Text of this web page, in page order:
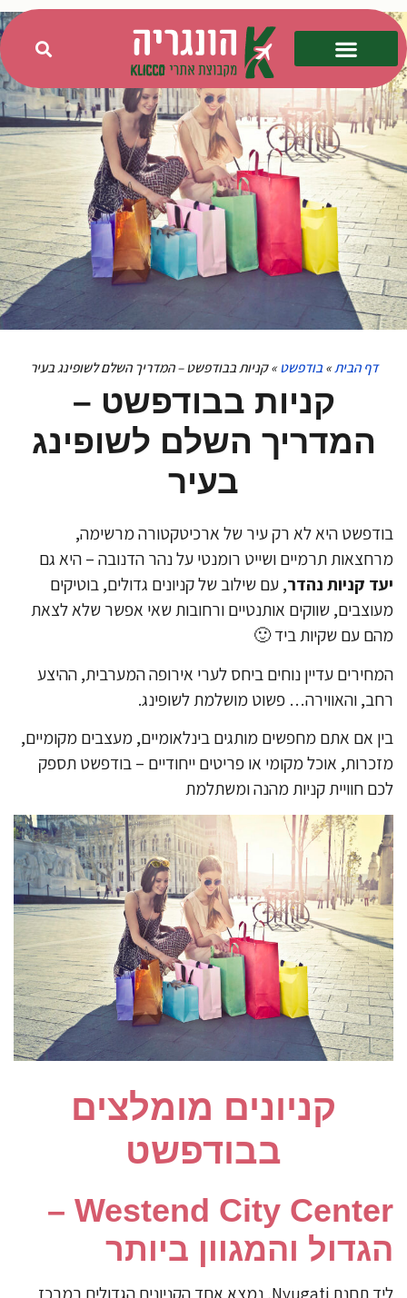
דף הבית»בודפשט»קניות בבודפשט – המדריך השלם לשופינג בעיר
קניות בבודפשט –
המדריך השלם לשופינג
בעיר
בודפשט היא לא רק עיר של ארכיטקטורה מרשימה,
מרחצאות תרמיים ושייט רומנטי על נהר הדנובה – היא גם
יעד קניות נהדר, עם שילוב של קניונים גדולים, בוטיקים
מעוצבים, שווקים אותנטיים ורחובות שאי אפשר שלא לצאת
מהם עם שקיות ביד 🙂
המחירים עדיין נוחים ביחס לערי אירופה המערבית, ההיצע
רחב, והאווירה… פשוט מושלמת לשופינג.
בין אם אתם מחפשים מותגים בינלאומיים, מעצבים מקומיים,
מזכרות, אוכל מקומי או פריטים ייחודיים – בודפשט תספק
לכם חוויית קניות מהנה ומשתלמת
קניונים מומלצים
בבודפשט
Westend City Center –
הגדול והמגוון ביותר